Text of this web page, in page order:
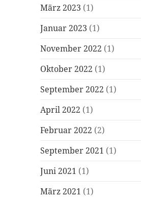
März 2023 (1)
Januar 2023 (1)
November 2022 (1)
Oktober 2022 (1)
September 2022 (1)
April 2022 (1)
Februar 2022 (2)
September 2021 (1)
Juni 2021 (1)
März 2021 (1)